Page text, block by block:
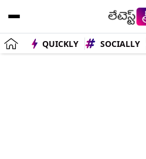
QUICKLY SOCIALLY